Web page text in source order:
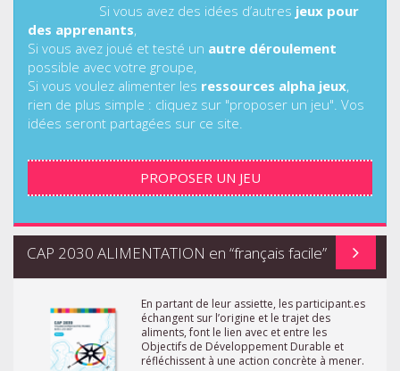
Si vous avez des idées d’autres jeux pour
des apprenants,
Si vous avez joué et testé un autre déroulement
possible avec votre groupe,
Si vous voulez alimenter les ressources alpha jeux,
rien de plus simple : cliquez sur "proposer un jeu". Vos
idées seront partagées sur ce site.
PROPOSER UN JEU
CAP 2030 ALIMENTATION en “français facile”
En partant de leur assiette, les participant.es
échangent sur l’origine et le trajet des
aliments, font le lien avec et entre les
Objectifs de Développement Durable et
réfléchissent à une action concrète à mener.